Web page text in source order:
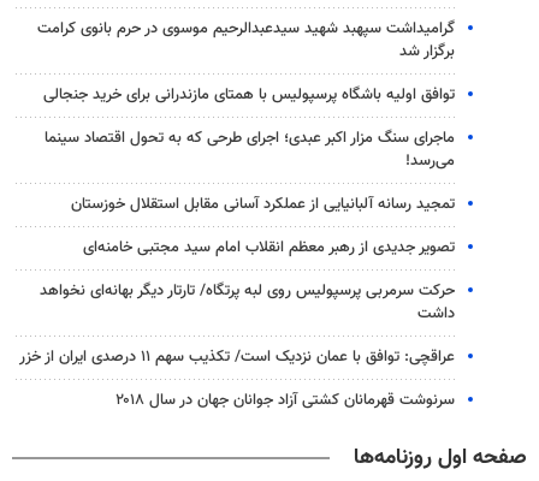
گرامیداشت سپهبد شهید سیدعبدالرحیم موسوی در حرم بانوی کرامت
برگزار شد
توافق اولیه باشگاه پرسپولیس با همتای مازندرانی برای خرید جنجالی
ماجرای سنگ مزار اکبر عبدی؛ اجرای طرحی که به تحول اقتصاد سینما
می‌رسد!
تمجید رسانه آلبانیایی از عملکرد آسانی مقابل استقلال خوزستان
تصویر جدیدی از رهبر معظم انقلاب امام سید مجتبی خامنه‌ای
حرکت سرمربی پرسپولیس روی لبه پرتگاه/ تارتار دیگر بهانه‌ای نخواهد
داشت
عراقچی: توافق با عمان نزدیک است/ تکذیب سهم ۱۱ درصدی ایران از خزر
سرنوشت قهرمانان کشتی آزاد جوانان جهان در سال ۲۰۱۸
صفحه اول روزنامه‌ها